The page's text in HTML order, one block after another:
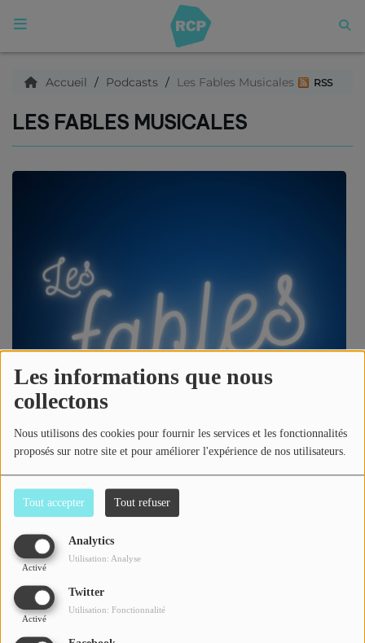
Les informations que nous
collectons
Nous utilisons des cookies pour fournir les services et les fonctionnalités
proposés sur notre site et pour améliorer l'expérience de nos utilisateurs.
Tout accepter Tout refuser
Analytics
Activé
Utilisation: Analyse
Twitter
Activé
Utilisation: Fonctionnalité
ACCUEIL
Qui sommes nous ?
C'est quoi ce titre ?
Archives
Contact
Se connecter
Accueil Podcasts Les Fables Musicales RSS
LES FABLES MUSICALES
La chronique musicale de Radio Campus Pau !
musique - S0101
il y a 2 ans